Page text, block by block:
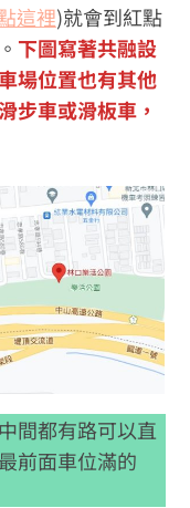
這裡)就會到紅點
下圖寫著共融設
場位置也有其他
步車或滑板車，
間都有路可以直
前面車位滿的